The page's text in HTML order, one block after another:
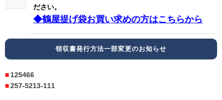
ださい。
◆鶴屋提げ袋お買い求めの方はこちらから
領収書発行方法一部変更のお知らせ
125466
257-5213-111